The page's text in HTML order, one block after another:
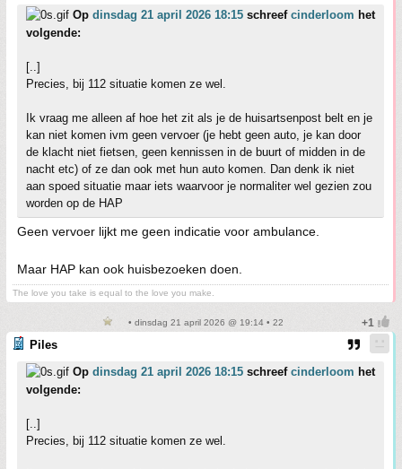
Op dinsdag 21 april 2026 18:15 schreef cinderloom het
volgende:
[..]
Precies, bij 112 situatie komen ze wel.
Ik vraag me alleen af hoe het zit als je de huisartsenpost belt en je
kan niet komen ivm geen vervoer (je hebt geen auto, je kan door
de klacht niet fietsen, geen kennissen in de buurt of midden in de
nacht etc) of ze dan ook met hun auto komen. Dan denk ik niet
aan spoed situatie maar iets waarvoor je normaliter wel gezien zou
worden op de HAP
Geen vervoer lijkt me geen indicatie voor ambulance.
Maar HAP kan ook huisbezoeken doen.
The love you take is equal to the love you make.
• dinsdag 21 april 2026 @ 19:14 • 22
Piles
Op dinsdag 21 april 2026 18:15 schreef cinderloom het
volgende:
[..]
Precies, bij 112 situatie komen ze wel.